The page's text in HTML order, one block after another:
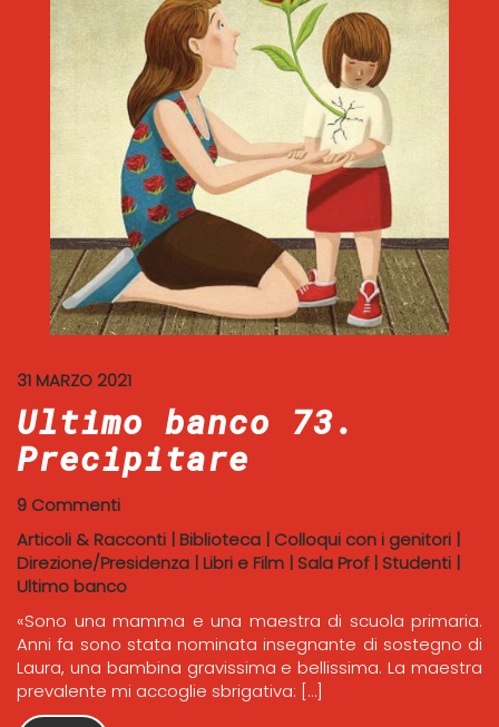
31 MARZO 2021
Ultimo banco 73.
Precipitare
9 Commenti
Articoli & Racconti | Biblioteca | Colloqui con i genitori |
Direzione/Presidenza | Libri e Film | Sala Prof| Studenti |
Ultimo banco
«Sono una mamma e una maestra di scuola primaria.
Anni fa sono stata nominata insegnante di sostegno di
Laura, una bambina gravissima e bellissima. La maestra
prevalente mi accoglie sbrigativa: […]